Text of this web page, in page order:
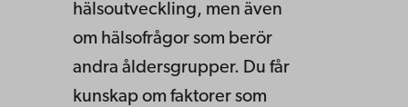
hälsoutveckling, men även
om hälsofrågor som berör
andra åldersgrupper. Du får
kunskap om faktorer som